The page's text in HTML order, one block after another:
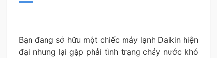
Bạn đang sở hữu một chiếc máy lạnh Daikin hiện
đại nhưng lại gặp phải tình trạng chảy nước khó